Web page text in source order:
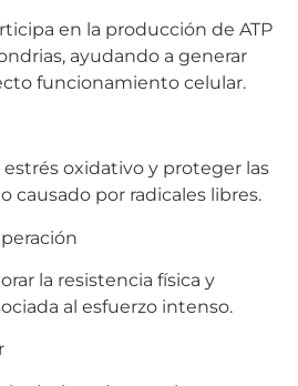
en la producción de ATP
ayudando a generar
funcionamiento celular.
oxidativo y proteger las
causado por radicales libres.
la resistencia física y
al esfuerzo intenso.